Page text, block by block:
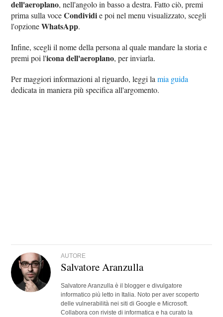
dell'aeroplano, nell'angolo in basso a destra. Fatto ciò, premi
prima sulla voceCondividie poi nel menu visualizzato, scegli
l'opzioneWhatsApp.
Infine, scegli il nome della persona al quale mandare la storia e
premi poi l'icona dell'aeroplano, per inviarla.
Per maggiori informazioni al riguardo, leggi lamia guida
dedicata in maniera più specifica all'argomento.
AUTORE
Salvatore Aranzulla
Salvatore Aranzulla è il blogger e divulgatore
informatico più letto in Italia. Noto per aver scoperto
delle vulnerabilità nei siti di Google e Microsoft.
Collabora con riviste di informatica e ha curato la